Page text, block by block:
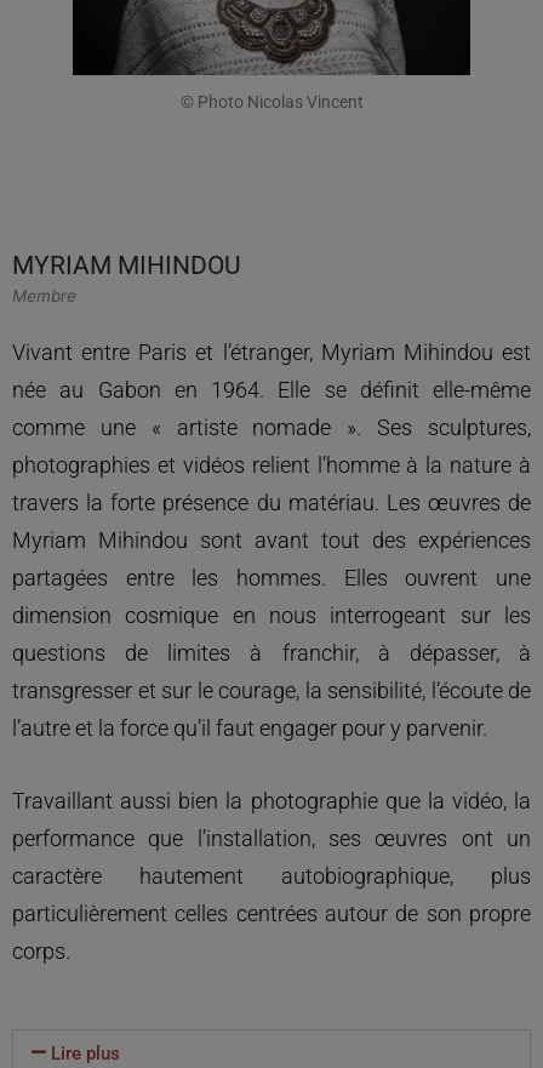
© Photo Nicolas Vincent
MYRIAM MIHINDOU
Membre
Vivant entre Paris et l’étranger, Myriam Mihindou est
née au Gabon en 1964. Elle se définit elle-même
comme une « artiste nomade ». Ses sculptures,
photographies et vidéos relient l’homme à la nature à
travers la forte présence du matériau. Les œuvres de
Myriam Mihindou sont avant tout des expériences
partagées entre les hommes. Elles ouvrent une
dimension cosmique en nous interrogeant sur les
questions de limites à franchir, à dépasser, à
transgresser et sur le courage, la sensibilité, l’écoute de
l’autre et la force qu’il faut engager pour y parvenir.
Travaillant aussi bien la photographie que la vidéo, la
performance que l’installation, ses œuvres ont un
caractère hautement autobiographique, plus
particulièrement celles centrées autour de son propre
corps.
Lire plus